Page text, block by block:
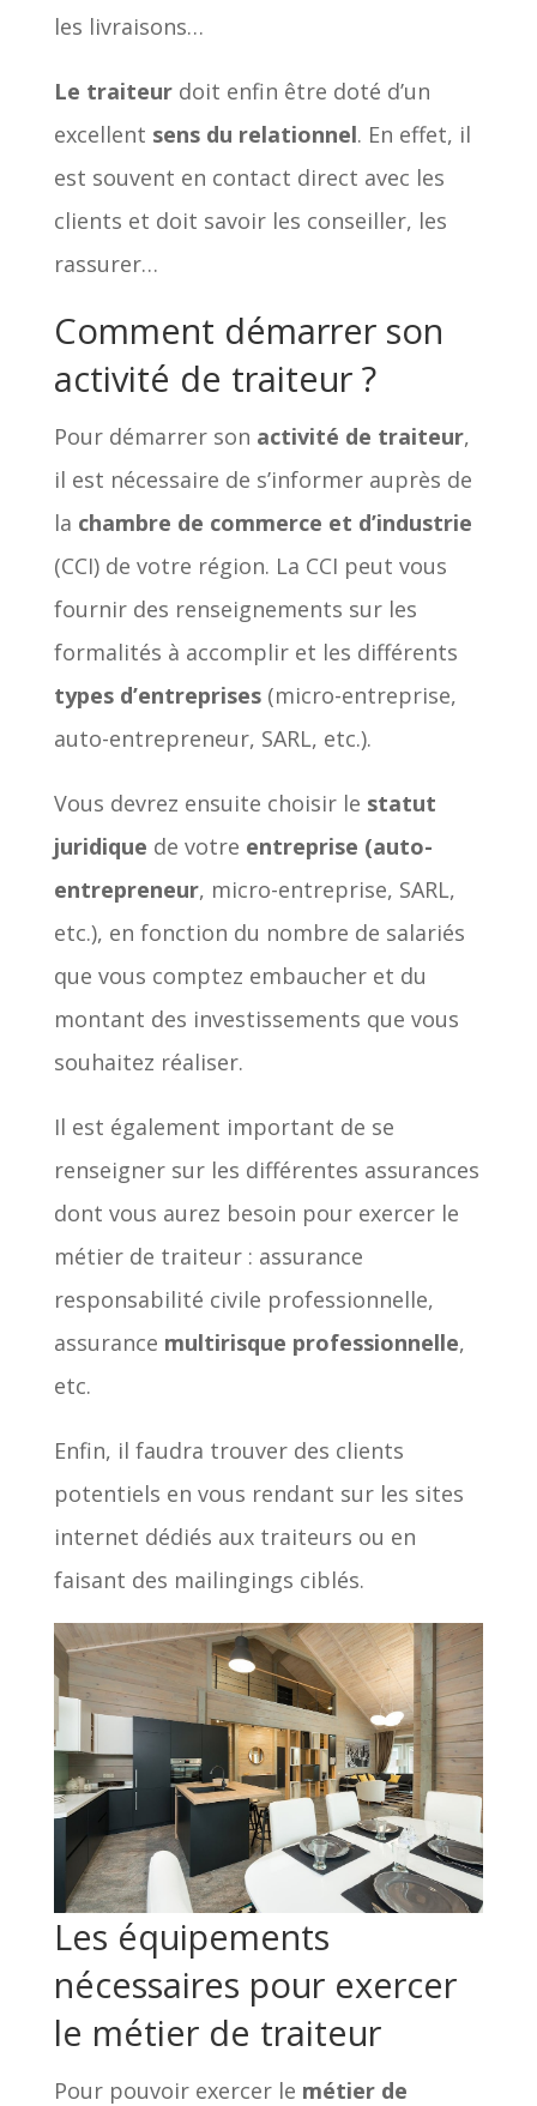
les livraisons…
Le traiteurdoit enfin être doté d’un
excellent sens du relationnel. En effet, il
est souvent en contact direct avec les
clients et doit savoir les conseiller, les
rassurer…
Comment démarrer son
activité de traiteur ?
Pour démarrer son activité de traiteur,
il est nécessaire de s’informer auprès de
la chambre de commerce et d’industrie
(CCI) de votre région. La CCI peut vous
fournir des renseignements sur les
formalités à accomplir et les différents
types d’entreprises(micro-entreprise,
auto-entrepreneur, SARL, etc.).
Vous devrez ensuite choisir le statut
juridique de votre entreprise (auto-
entrepreneur, micro-entreprise, SARL,
etc.), en fonction du nombre de salariés
que vous comptez embaucher et du
montant des investissements que vous
souhaitez réaliser.
Il est également important de se
renseigner sur les différentes assurances
dont vous aurez besoin pour exercer le
métier de traiteur : assurance
responsabilité civile professionnelle,
assurance multirisque professionnelle,
etc.
Enfin, il faudra trouver des clients
potentiels en vous rendant sur les sites
internet dédiés aux traiteurs ou en
faisant des mailingings ciblés.
Les équipements
nécessaires pour exercer
le métier de traiteur
Pour pouvoir exercer le métier de